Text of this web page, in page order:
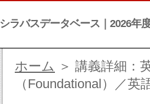
シラバスデータベース｜2026年
ホーム ＞ 講義詳細：
（Foundational）／